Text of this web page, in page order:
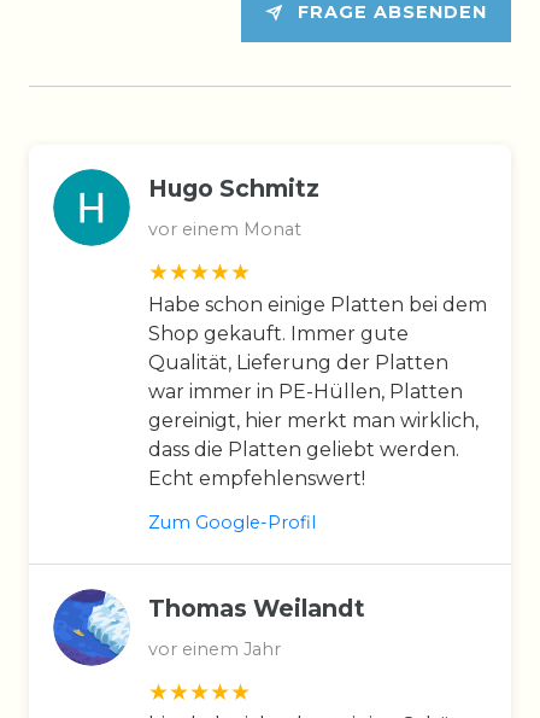
FRAGE ABSENDEN
Hugo Schmitz
vor einem Monat
Habe schon einige Platten bei dem
Shop gekauft. Immer gute
Qualität, Lieferung der Platten
war immer in PE-Hüllen, Platten
gereinigt, hier merkt man wirklich,
dass die Platten geliebt werden.
Echt empfehlenswert!
Zum Google-Profil
Thomas Weilandt
vor einem Jahr